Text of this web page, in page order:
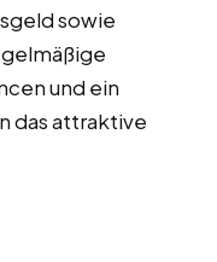
sowie
und ein
das attraktive